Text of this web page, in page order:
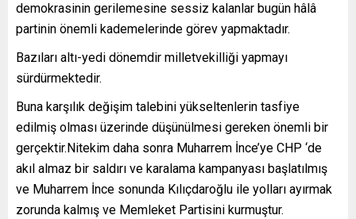
demokrasinin gerilemesine sessiz kalanlar bugün hâlâ
partinin önemli kademelerinde görev yapmaktadır.
Bazıları altı-yedi dönemdir milletvekilliği yapmayı
sürdürmektedir.
Buna karşılık değişim talebini yükseltenlerin tasfiye
edilmiş olması üzerinde düşünülmesi gereken önemli bir
gerçektir.Nitekim daha sonra Muharrem İnce’ye CHP ‘de
akıl almaz bir saldırı ve karalama kampanyası başlatılmış
ve Muharrem İnce sonunda Kılıçdaroğlu ile yolları ayırmak
zorunda kalmış ve Memleket Partisini kurmuştur.